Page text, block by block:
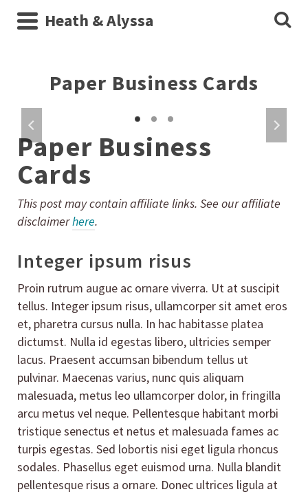
Heath & Alyssa
Paper Business Cards
Paper Business
Cards
This post may contain affiliate links. See our affiliate
disclaimerhere.
Integer ipsum risus
Proin rutrum augue ac ornare viverra. Ut at suscipit
tellus. Integer ipsum risus, ullamcorper sit amet eros
et, pharetra cursus nulla. In hac habitasse platea
dictumst. Nulla id egestas libero, ultricies semper
lacus. Praesent accumsan bibendum tellus ut
pulvinar. Maecenas varius, nunc quis aliquam
malesuada, metus leo ullamcorper dolor, in fringilla
arcu metus vel neque. Pellentesque habitant morbi
tristique senectus et netus et malesuada fames ac
turpis egestas. Sed lobortis nisi eget ligula rhoncus
sodales. Phasellus eget euismod urna. Nulla blandit
pellentesque risus a ornare. Donec ultrices ligula at